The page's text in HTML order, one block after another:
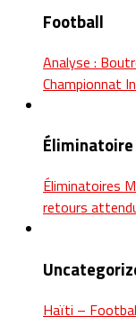
Football
Analyse :
Championnat
Éliminatoire
Éliminatoires
retours
Haïti –